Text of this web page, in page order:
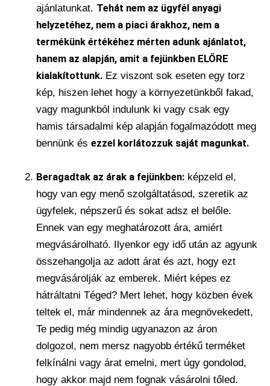
ajánlatunkat. Tehát nem az ügyfél anyagi
helyzetéhez, nem a piaci árakhoz, nem a
termékünk értékéhez mérten adunk ajánlatot,
hanem az alapján, amit a fejünkben ELŐRE
kialakítottunk. Ez viszont sok eseten egy torz
kép, hiszen lehet hogy a környezetünkből fakad,
vagy magunkból indulunk ki vagy csak egy
hamis társadalmi kép alapján fogalmazódott meg
bennünk és ezzel korlátozzuk saját magunkat.
Beragadtak az árak a fejünkben: képzeld el,
hogy van egy menő szolgáltatásod, szeretik az
ügyfelek, népszerű és sokat adsz el belőle.
Ennek van egy meghatározott ára, amiért
megvásárolható. Ilyenkor egy idő után az agyunk
összehangolja az adott árat és azt, hogy ezt
megvásárolják az emberek. Miért képes ez
hátráltatni Téged? Mert lehet, hogy közben évek
teltek el, már mindennek az ára megnövekedett,
Te pedig még mindig ugyanazon az áron
dolgozol, nem mersz nagyobb értékű terméket
felkínálni vagy árat emelni, mert úgy gondolod,
hogy akkor majd nem fognak vásárolni tőled.